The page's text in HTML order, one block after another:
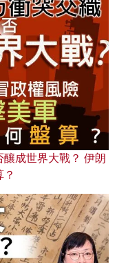
成世界大戰？ 伊朗